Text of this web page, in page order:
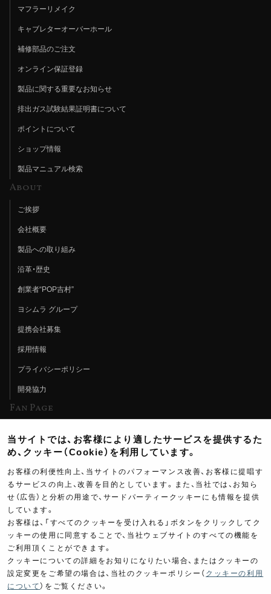
マフラーリメイク
キャブレターオーバーホール
補修部品のご注文
オンライン保証登録
製品に関する重要なお知らせ
排出ガス試験結果証明書について
ポイントについて
ショップ情報
製品マニュアル検索
About
ご挨拶
会社概要
製品への取り組み
沿革・歴史
創業者“POP吉村”
ヨシムラ グループ
提携会社募集
採用情報
プライバシーポリシー
開発協力
Fan Page
ヨシムラTV
イベント情報
イベントスケジュール
ツーリングブレイクタイム
製品ポスター
当サイトでは、お客様により適したサービスを提供するた
め、クッキー（Cookie）を利用しています。
お客様の利便性向上、当サイトのパフォーマンス改善、お客様に提唱す
るサービスの向上、改善を目的としています。また、当社では、お知ら
せ（広告）と分析の用途で、サードパーティークッキーにも情報を提供
しています。
お客様は、「すべてのクッキーを受け入れる」ボタンをクリックしてク
ッキーの使用に同意することで、当社ウェブサイトのすべての機能を
ご利用頂くことができます。
クッキーについての詳細をお知りになりたい場合、またはクッキーの
設定変更をご希望の場合は、当社のクッキーポリシー（ クッキーの利用
について ）をご覧ください。